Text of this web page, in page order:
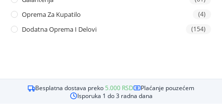
Oprema Za Kupatilo (4)
Dodatna Oprema I Delovi (154)
Besplatna dostava preko 5.000 RSD
Plaćanje pouzećem
Isporuka 1 do 3 radna dana